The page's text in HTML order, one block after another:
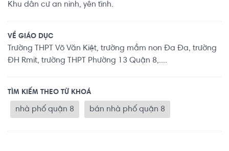
Khu dân cư an ninh, yên tĩnh.
VỀ GIÁO DỤC
Trường THPT Võ Văn Kiệt, trường mầm non Đa Đa, trường
ĐH Rmit, trường THPT Phường 13 Quận 8,....
TÌM KIẾM THEO TỪ KHOÁ
nhà phố quận 8 bán nhà phố quận 8